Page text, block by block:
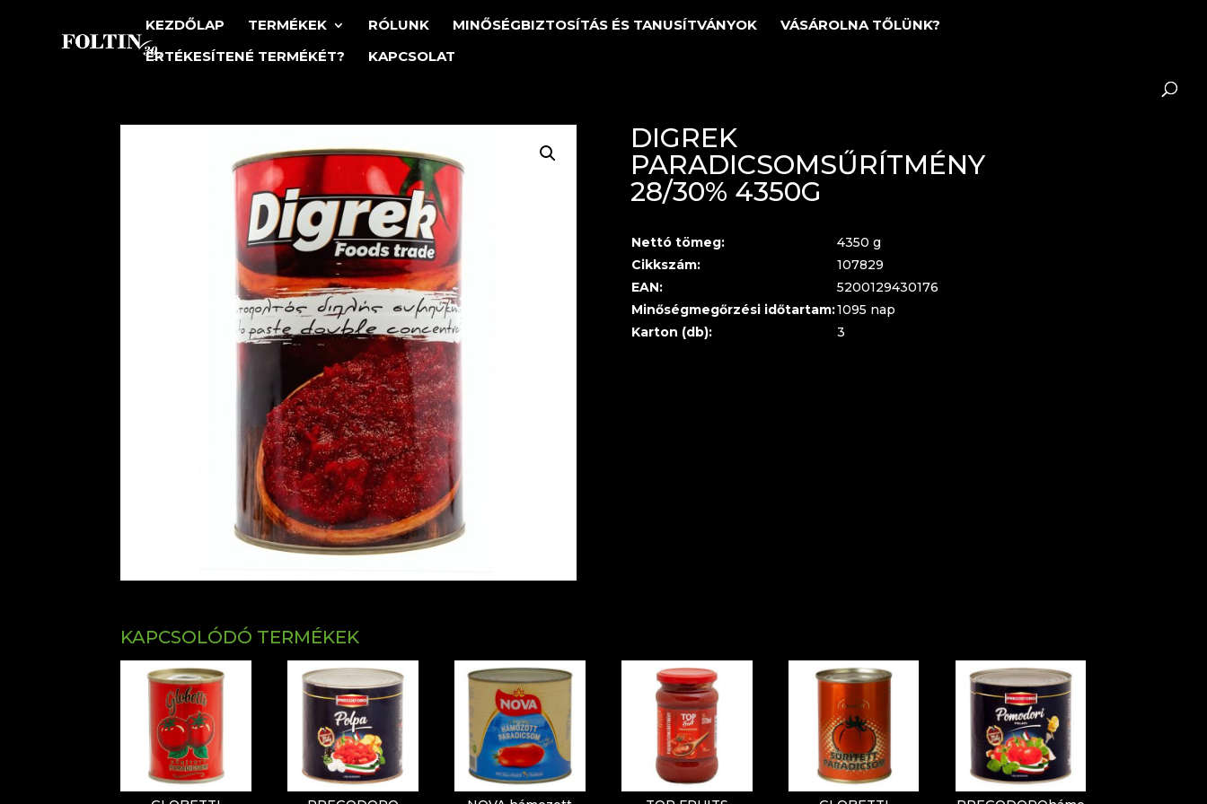
KEZDŐLAP TERMÉKEK RÓLUNK MINŐSÉGBIZTOSÍTÁS ÉS TANUSÍTVÁNYOK
VÁSÁROLNA TŐLÜNK?
ÉRTÉKESÍTENÉ TERMÉKÉT?
KAPCSOLAT
DIGREK
PARADICSOMSŰRÍTMÉNY
28/30% 4350G
Nettó tömeg:
4350 g
Cikkszám:
107829
EAN:
5200129430176
Minőségmegőrzési időtartam:1095 nap
Karton (db):
3
KAPCSOLÓDÓ TERMÉKEK